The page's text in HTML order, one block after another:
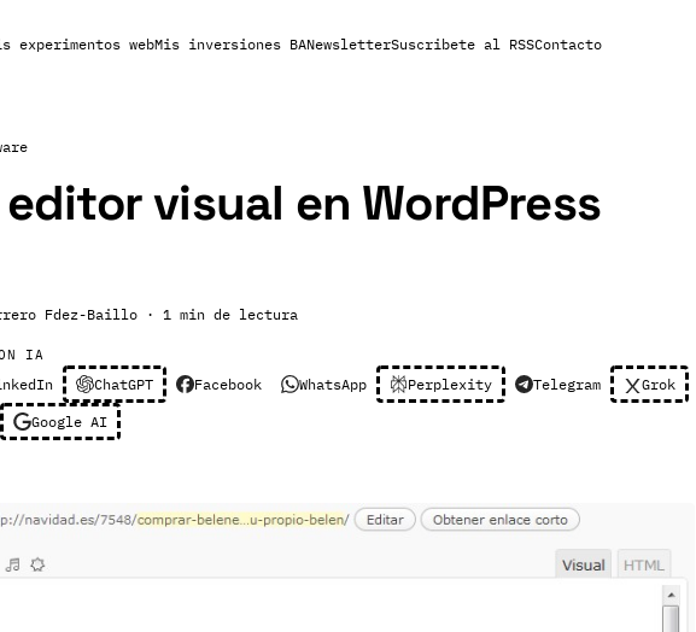
experimentos webMis inversiones BANewsletterSuscribete al RSSContacto
visual en WordPress
Fdez-Baillo · 1 min de lectura
IA
ChatGPT Facebook WhatsApp Perplexity Telegram Grok
Google AI